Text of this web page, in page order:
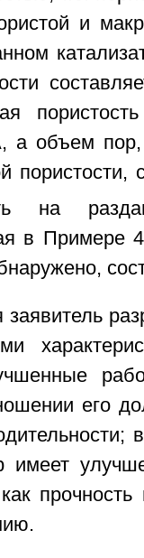
и
а объем
пористости,
на
в Примере
его
имеет